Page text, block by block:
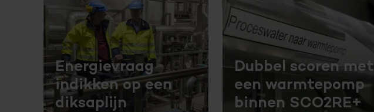
Energievraag
indikken op een
diksaplijn
Dubbel scoren met
een warmtepomp
binnen SCO2RE+